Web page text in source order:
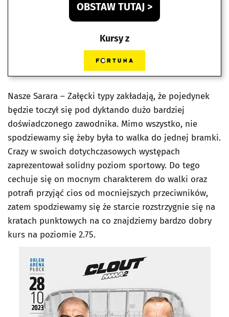
OBSTAW TUTAJ >
Kursy z
Nasze Sarara – Załęcki typy zakładają, że pojedynek
będzie toczył się pod dyktando dużo bardziej
doświadczonego zawodnika. Mimo wszystko, nie
spodziewamy się żeby była to walka do jednej bramki.
Crazy w swoich dotychczasowych występach
zaprezentował solidny poziom sportowy. Do tego
cechuje się on mocnym charakterem do walki oraz
potrafi przyjąć cios od mocniejszych przeciwników,
zatem spodziewamy się że starcie rozstrzygnie się na
kratach punktowych na co znajdziemy bardzo dobry
kurs na poziomie 2.75.